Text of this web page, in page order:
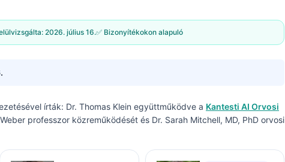
2026. július 16.✅ Bizonyítékokon alapuló
írták: Dr. Thomas Klein együttműködve a Kantesti AI Orvosi
professzor közreműködését és Dr. Sarah Mitchell, MD, PhD orvosi